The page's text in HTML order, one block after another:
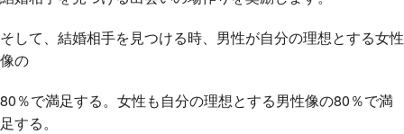
そして、結婚相手を見つける時、男性が自分の理想とする女性
像の
80％で満足する。女性も自分の理想とする男性像の80％で満
足する。